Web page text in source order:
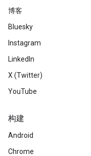
博客
Bluesky
Instagram
LinkedIn
X (Twitter)
YouTube
构建
Android
Chrome